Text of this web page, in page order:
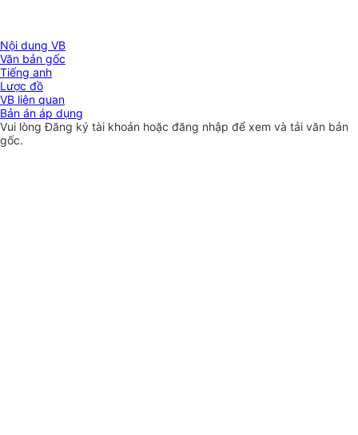
Nội dung VB
Văn bản gốc
Tiếng anh
Lược đồ
VB liên quan
Bản án áp dụng
Vui lòngĐăng ký tài khoản hoặc đăng nhập để xem và tải văn bản
gốc.